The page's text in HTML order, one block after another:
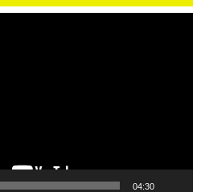
04:30